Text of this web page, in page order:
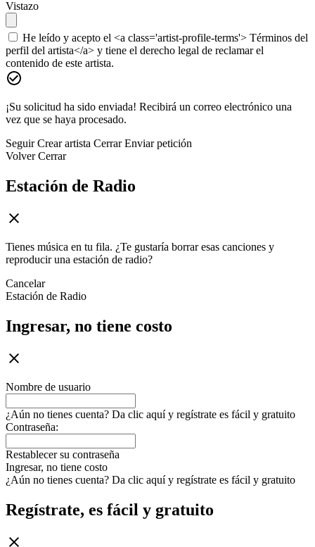
Vistazo
He leído y acepto el <a class='artist-profile-terms'> Términos del
perfil del artista</a> y tiene el derecho legal de reclamar el
contenido de este artista.
¡Su solicitud ha sido enviada! Recibirá un correo electrónico una
vez que se haya procesado.
Seguir Crear artista Cerrar Enviar petición
Volver Cerrar
Estación de Radio
Tienes música en tu fila. ¿Te gustaría borrar esas canciones y
reproducir una estación de radio?
Cancelar
Estación de Radio
Ingresar, no tiene costo
Nombre de usuario
¿Aún no tienes cuenta? Da clic aquí y regístrate es fácil y gratuito
Contraseña:
Restablecer su contraseña
Ingresar, no tiene costo
¿Aún no tienes cuenta? Da clic aquí y regístrate es fácil y gratuito
Regístrate, es fácil y gratuito